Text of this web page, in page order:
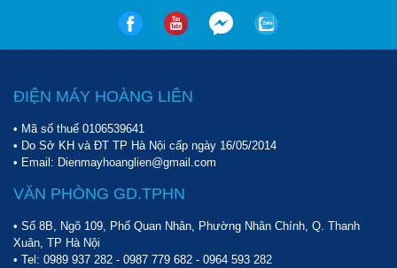
ĐIỆN MÁY HOÀNG LIÊN
• Mã số thuế 0106539641
• Do Sở KH và ĐT TP Hà Nội cấp ngày 16/05/2014
• Email: Dienmayhoanglien@gmail.com
VĂN PHÒNG GD.TPHN
• Số 8B, Ngõ 109, Phố Quan Nhân, Phường Nhân Chính, Q. Thanh
Xuân, TP Hà Nội
• Tel: 0989 937 282 - 0987 779 682 - 0964 593 282